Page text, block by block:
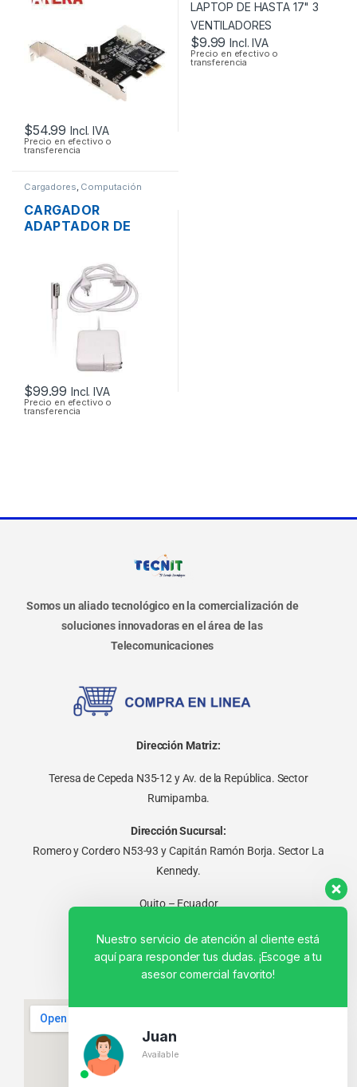
$54.99 Incl. IVA
Precio en efectivo o
transferencia
$9.99 Incl. IVA
Precio en efectivo o
transferencia
Cargadores, Computación
CARGADOR
ADAPTADOR DE
MAGSAFE 16.5V
3.65A 60W
ORIGINAL + CABLE
DE PODER
$99.99 Incl. IVA
Precio en efectivo o
transferencia
Somos un aliado tecnológico en la comercialización de
soluciones innovadoras en el área de las
Telecomunicaciones
Dirección Matriz:
Teresa de Cepeda N35-12 y Av. de la República. Sector
Rumipamba.
Dirección Sucursal:
Romero y Cordero N53-93 y Capitán Ramón Borja. Sector La
Kennedy.
Quito – Ecuador
Nuestro servicio de atención al cliente está
aquí para responder tus dudas. ¡Escoge a tu
asesor comercial favorito!
Juan
Available